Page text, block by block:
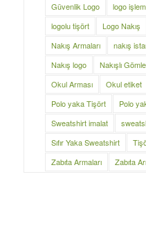
Güvenlik Logo
logo
logolu tişört
Logo Nakış
Nakış Armaları
nakış
Nakış logo
Nakışlı
Okul Arması
Okul etiket
Polo yaka Tişört
Polo
Sweatshirt imalat
Sıfır Yaka Sweatshirt
Zabıta Armaları
Zabıta